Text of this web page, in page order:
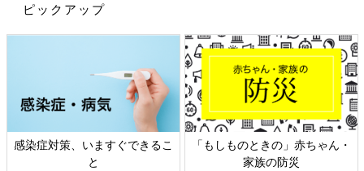
出典：Instagramアカウント「long_potato」
long_potatoさんが購入したのは以前ドラマで話題になった「チ
ョコっとリラックシュー」。現在再販され、再び話題になってい
るのだとか。食感もおもしろく、美味しかったそうです。172円
（税込み）というお値段もお手頃で嬉しいですね。
ピックアップ
感染症対策、いますぐできるこ
と
「もしものときの」赤ちゃん・
家族の防災